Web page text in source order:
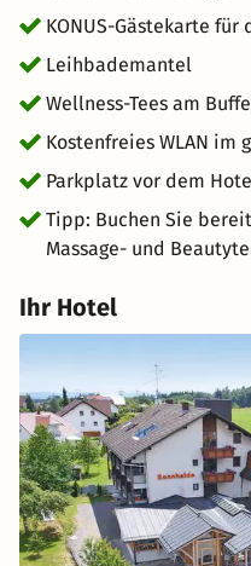
KONUS-Gästekarte für
Leihbademantel
Wellness-Tees am
Kostenfreies WLAN im
Parkplatz vor dem
Tipp: Buchen Sie
Massage- und
Ihr Hotel